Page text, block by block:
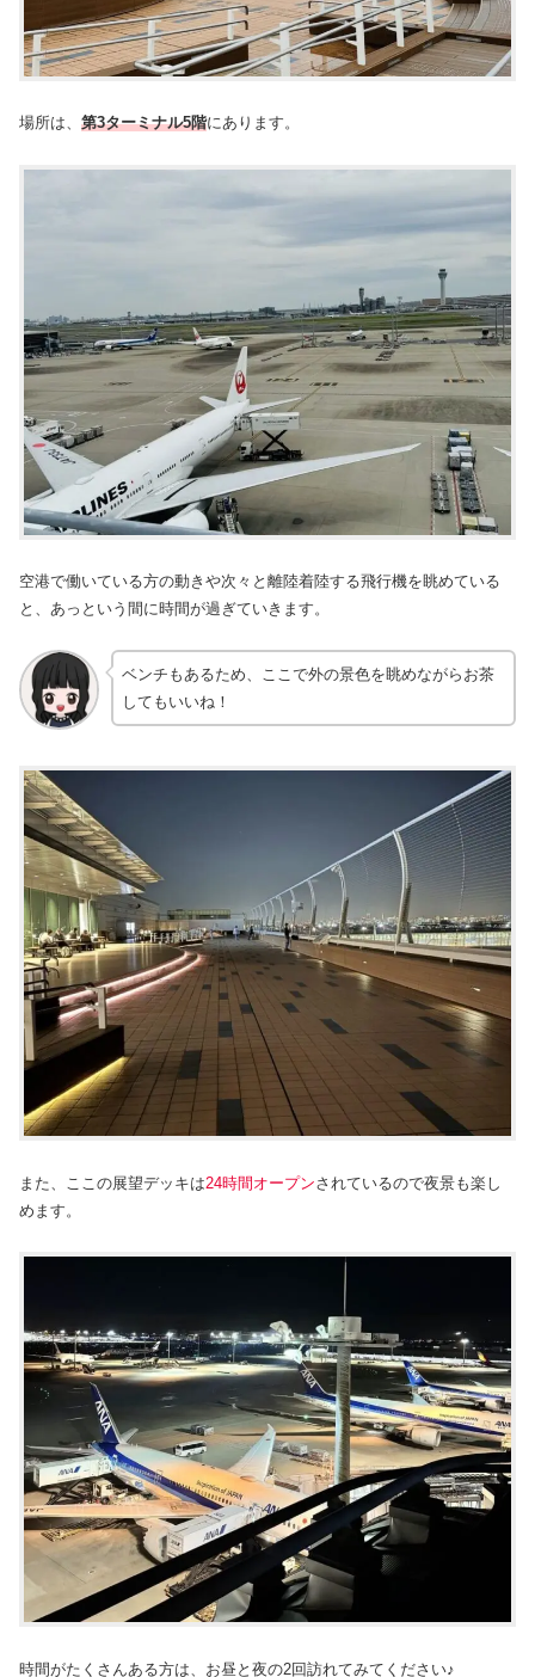
場所は、 第3ターミナル5階にあります。
空港で働いている方の動きや次々と離陸着陸する飛行機を眺めている
と、あっという間に時間が過ぎていきます。
ベンチもあるため、ここで外の景色を眺めながらお茶
してもいいね！
また、ここの展望デッキは24時間オープンされているので夜景も楽し
めます。
時間がたくさんある方は、お昼と夜の2回訪れてみてください♪